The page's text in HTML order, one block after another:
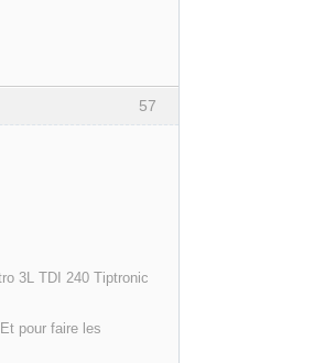
57
3L TDI 240 Tiptronic
pour faire les